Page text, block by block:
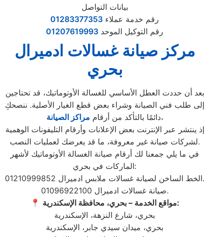
بيانات التواصل
رقم خدمة عملاء 01283377353
رقم التوكيل الموحد 01207619993
مركز صيانة غسالات ادميرال
بحري
بعد أن حددت العطل الأساسي للغسالة الأوتوماتيك، قد تحتاجين
إلى طلب فني الصيانة وشراء بعض قطع الغيار الأصلية. ننصحكِ
دائمًا بالتأكد من أرقام مراكز الصيانة
،
إذ ينتشر عبر الإنترنت بعض الإعلانات وأرقام التليفونات الوهمية
لشركات صيانة غير معروفة، ما قد يعرضك لعمليات النصب.
في ما يلي جمعنا لك أرقام صيانة الغسالة الأوتوماتيك لأشهر
الماركات في بحري:
الخط الساخن لصيانة غسالات ملابس ادميرال 01210999852.
صيانة غسالات ادميرال 01096922100.
📍
مواقع الخدمة – بحري، محافظة الإسكندرية:
بحري، شارع النزهة، الإسكندرية
بحري، ميدان سيدي جابر، الإسكندرية